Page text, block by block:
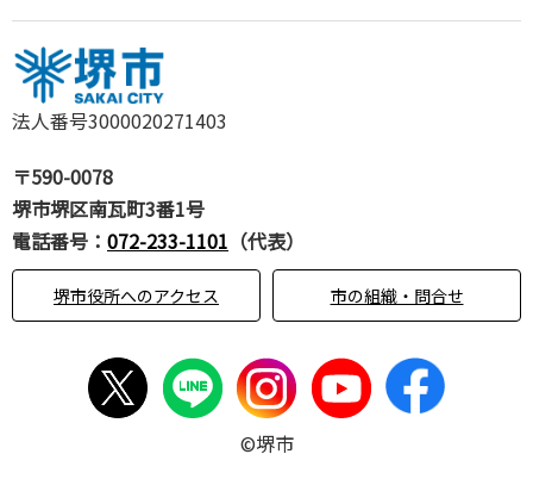
法人番号3000020271403
〒590-0078
堺市堺区南瓦町3番1号
電話番号： 072-233-1101 （代表）
堺市役所へのアクセス 市の組織・問合せ
©堺市